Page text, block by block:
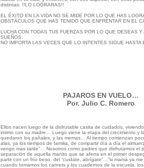
distintas: !!LO LOGRARAS!!
EL ÉXITO EN LA VIDA NO SE MIDE POR LO QUE HAS
OBSTÁCULOS QUE HAS TENIDO QUE ENFRENTAR EN EL
LUCHA CON TODAS TUS FUERZAS POR LO QUE DESEAS Y
SUEÑOS.
NO IMPORTA LAS VECES QUE LO INTENTES SIGUE HASTA
PAJAROS EN VUELO…
Por. Julio C. Romero
Ellos nacen luego de la disfrutable casita de cuidados,
intimo con su madre… Luego viene la etapa del crecimiento y
quedaron los pañales, y las memas… Al tiempo comienzan
alas, ya los tiempos de familia, de compartir día a día el
vengo mas tarde”… Nosotros como padres que disfrutamos el
separación de aquella manito que se aferra en el primer
partir con un frío beso, del “cuidate, abrígate”…”si mamá ya
cuando tomamos los carnets y los cuadernos de la escuela,